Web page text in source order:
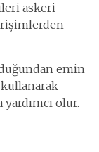
askeri
emin
olur.